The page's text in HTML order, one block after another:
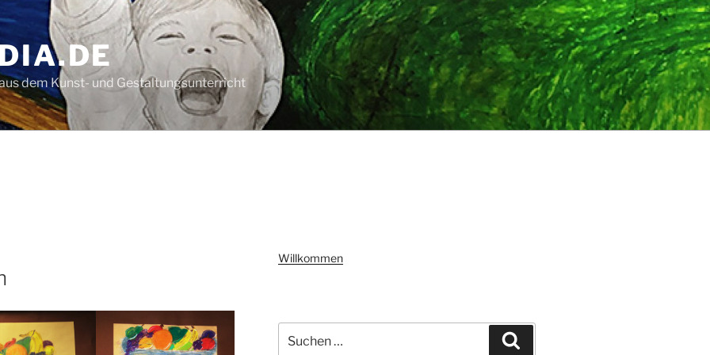
dem Kunst- und Gestaltungsunterricht
Willkommen
nach: